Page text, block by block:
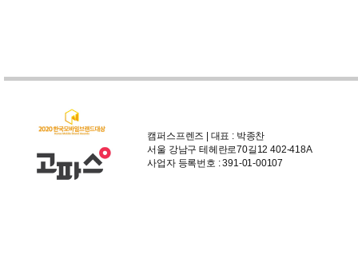
캠퍼스프렌즈 | 대표 : 박종찬
서울 강남구 테헤란로70길12 402-418A
사업자 등록번호 : 391-01-00107